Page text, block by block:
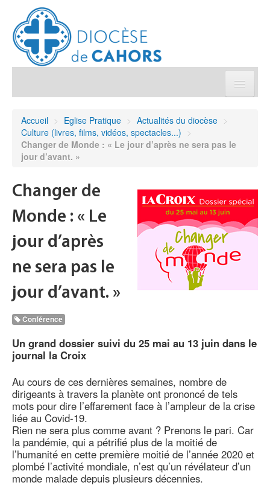
Démarches et sacrements
Agenda diocésain
Je donne
Annuaire/Contact
Accueil > Eglise Pratique > Actualités du diocèse >
Culture (livres, films, vidéos, spectacles...) >
Changer de Monde : « Le jour d’après ne sera pas le
jour d’avant. »
Changer de
Monde : « Le
jour d’après
ne sera pas le
jour d’avant. »
Conférence
Un grand dossier suivi du 25 mai au 13 juin dans le
journal la Croix
Au cours de ces dernières semaines, nombre de
dirigeants à travers la planète ont prononcé de tels
mots pour dire l’effarement face à l’ampleur de la crise
liée au Covid-19.
Rien ne sera plus comme avant ? Prenons le pari. Car
la pandémie, qui a pétrifié plus de la moitié de
l’humanité en cette première moitié de l’année 2020 et
plombé l’activité mondiale, n’est qu’un révélateur d’un
monde malade depuis plusieurs décennies.